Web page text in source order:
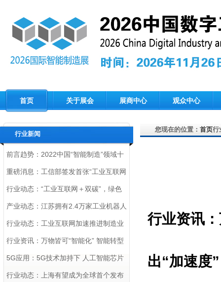
首页 关于展会 展商中心 观众中心
行业新闻
前言趋势：2022中国“智能制造”领域十
大趋势，您一定要了解！
重磅消息：工信部签发首张“工业互联网
标识解析根节点运行机构”许可证
行业动态：“工业互联网＋双碳”，绿色
制造迎来新动力
产业动态：江苏拥有2.4万家工业机器人
企业 数量居全国首位
行业动态：工业互联网加速推进制造业
数字化转型
行业资讯：万物皆可“智能化” 智能转型
在各行业跑出“加速度”
5G应用：5G技术加持下 人工智能芯片
行业有望乘势而上
行业动态：上海有望成为全球首个发布
您现在的位置： 首页行
行业资讯
出“加速度”